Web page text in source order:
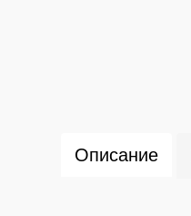
Описание